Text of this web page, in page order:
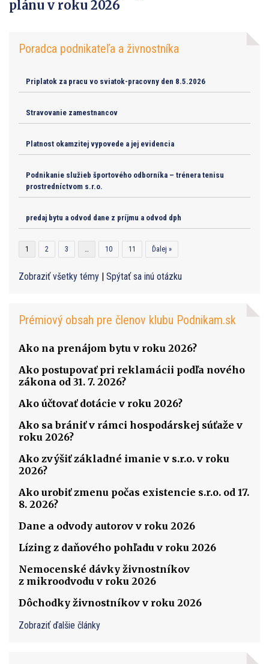
plánu v roku 2026
Poradca podnikateľa a živnostníka
Priplatok za pracu vo sviatok-pracovny den 8.5.2026
Stravovanie zamestnancov
Platnost okamzitej vypovede a jej evidencia
Podnikanie služieb športového odborníka – trénera tenisu
prostredníctvom s.r.o.
predaj bytu a odvod dane z príjmu a odvod dph
1 2 3 10 11 Ďalej »
Zobraziť všetky témy | Spýtať sa inú otázku
Prémiový obsah pre členov klubu Podnikam.sk
Ako na prenájom bytu v roku 2026?
Ako postupovať pri reklamácii podľa nového
zákona od 31. 7. 2026?
Ako účtovať dotácie v roku 2026?
Ako sa brániť v rámci hospodárskej súťaže v
roku 2026?
Ako zvýšiť základné imanie v s.r.o. v roku
2026?
Ako urobiť zmenu počas existencie s.r.o. od 17.
8. 2026?
Dane a odvody autorov v roku 2026
Lízing z daňového pohľadu v roku 2026
Nemocenské dávky živnostníkov
z mikroodvodu v roku 2026
Dôchodky živnostníkov v roku 2026
Zobraziť ďalšie články